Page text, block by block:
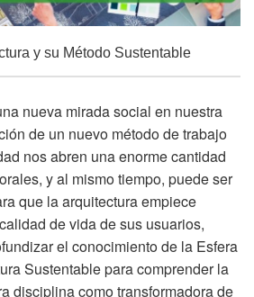
y su Método Sustentable
nueva mirada social en nuestra
de un nuevo método de trabajo
nos abren una enorme cantidad
y al mismo tiempo, puede ser
que la arquitectura empiece
de vida de sus usuarios,
el conocimiento de la Esfera
Sustentable para comprender la
disciplina como transformadora de